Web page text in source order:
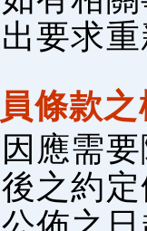
要求
條款
應需
之約